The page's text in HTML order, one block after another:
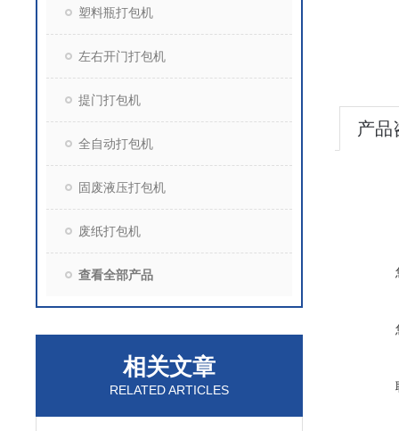
塑料瓶打包机
左右开门打包机
提门打包机
全自动打包机
固废液压打包机
废纸打包机
查看全部产品
相关文章
RELATED ARTICLES
产品